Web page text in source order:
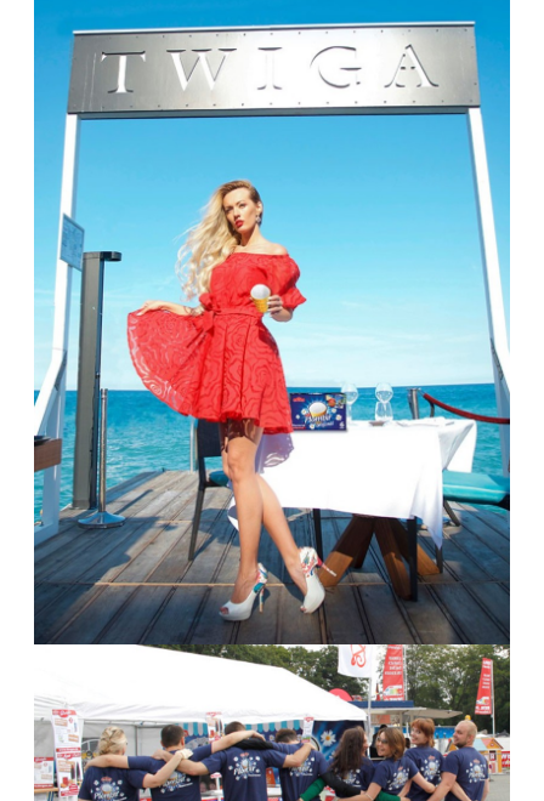
REWE FAMILY-DAY 2015 in Hamburg
Hamburg